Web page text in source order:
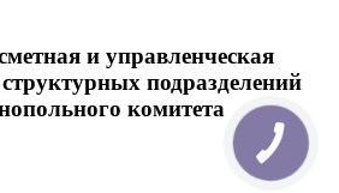
и управленческая
подразделений
комитета